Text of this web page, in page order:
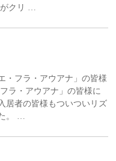
がクリ …
・フラ・アウアナ」の皆様
ラ・アウアナ」の皆様に
居者の皆様もついついリズ
。 …